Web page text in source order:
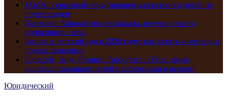
JAMA : серьезный вред экранов для психики детей не
подтвержден
Психолог Абравитова рассказала, почему опасно
сдерживать слезы
Запись в детский сад в 2026 году: как встать в очередь и
подать заявление
Одиссей, Аид, Дионис, Афродита и Гера: зачем
родители называют детей необычными именами
Юридический